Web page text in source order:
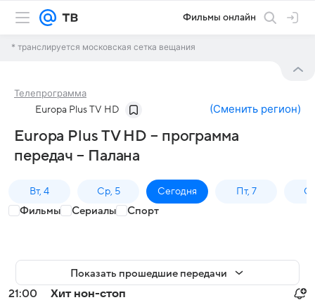
Фильмы онлайн
* транслируется московская сетка вещания
Телепрограмма
Europa Plus TV HD (Сменить регион)
Europa Plus TV HD – программа
передач – Палана
Вт, 4 Ср, 5 Сегодня Пт, 7
Фильмы Сериалы Спорт
Показать прошедшие передачи
21:00
Хит нон-стоп